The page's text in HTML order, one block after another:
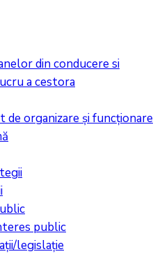
din conducere si
a cestora
de organizare și funcționare
public
legislație